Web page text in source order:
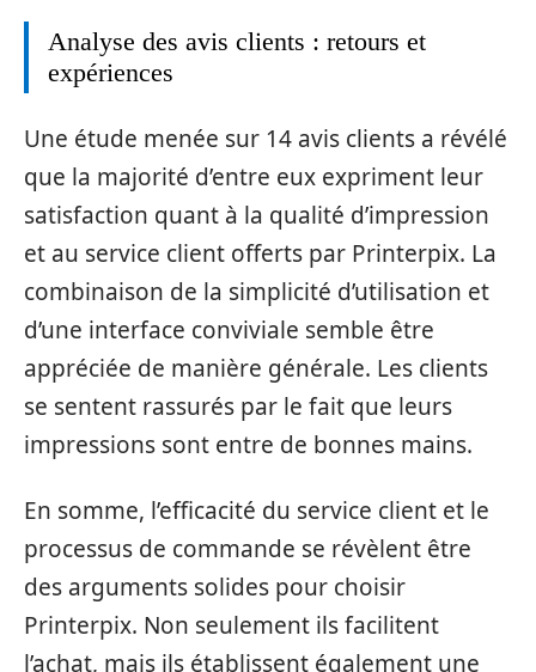
Analyse des avis clients : retours et
expériences
Une étude menée sur 14 avis clients a révélé
que la majorité d’entre eux expriment leur
satisfaction quant à la qualité d’impression
et au service client offerts par Printerpix. La
combinaison de la simplicité d’utilisation et
d’une interface conviviale semble être
appréciée de manière générale. Les clients
se sentent rassurés par le fait que leurs
impressions sont entre de bonnes mains.
En somme, l’efficacité du service client et le
processus de commande se révèlent être
des arguments solides pour choisir
Printerpix. Non seulement ils facilitent
l’achat, mais ils établissent également une